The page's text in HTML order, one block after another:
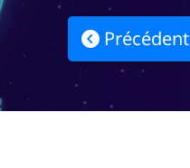
Précédent